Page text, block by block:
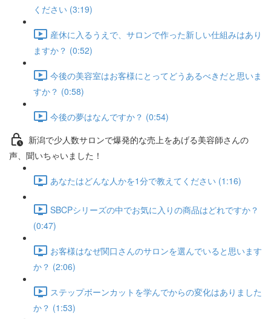
ください (3:19)
産休に入るうえで、サロンで作った新しい仕組みはあり
ますか？ (0:52)
今後の美容室はお客様にとってどうあるべきだと思いま
すか？ (0:58)
今後の夢はなんですか？ (0:54)
新潟で少人数サロンで爆発的な売上をあげる美容師さんの
声、聞いちゃいました！
あなたはどんな人かを1分で教えてください (1:16)
SBCPシリーズの中でお気に入りの商品はどれですか？
(0:47)
お客様はなぜ関口さんのサロンを選んでいると思います
か？ (2:06)
ステップボーンカットを学んでからの変化はありました
か？ (1:53)